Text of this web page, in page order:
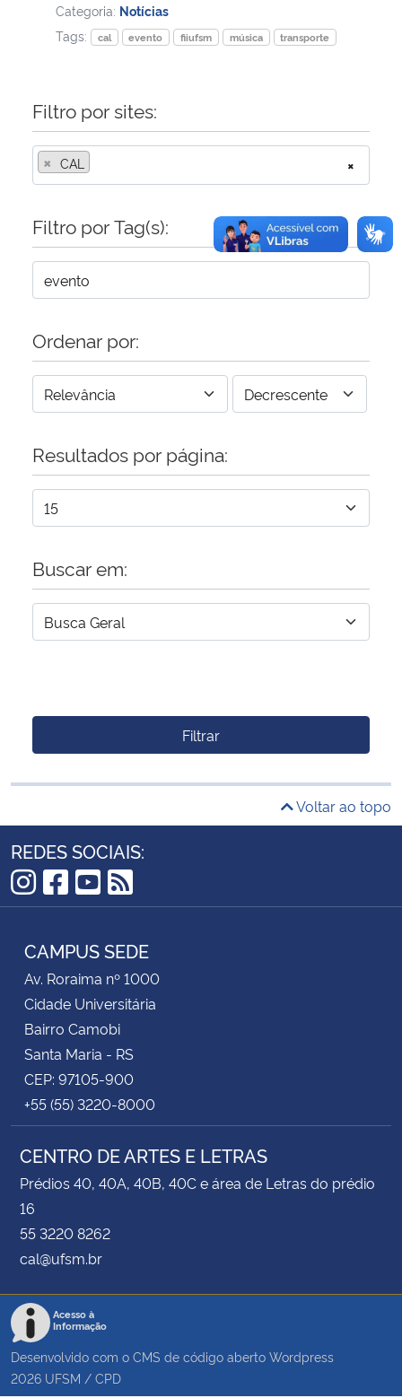
Banco Central do Brasil
Categoria: Notícias
Tags:
cal evento fiiufsm música transporte
Filtro por sites:
×
× CAL
Filtro por Tag(s):
Ordenar por:
Resultados por página:
Buscar em:
Filtrar
Voltar ao topo
REDES SOCIAIS:
Instagram
Facebook
YouTube
RSS
CAMPUS SEDE
Av. Roraima nº 1000
Cidade Universitária
Bairro Camobi
Santa Maria - RS
CEP: 97105-900
+55 (55) 3220-8000
CENTRO DE ARTES E LETRAS
Prédios 40, 40A, 40B, 40C e área de Letras do prédio
16
55 3220 8262
cal@ufsm.br
Acesso à
Informação
Desenvolvido com o CMS de código aberto Wordpress
2026 UFSM / CPD